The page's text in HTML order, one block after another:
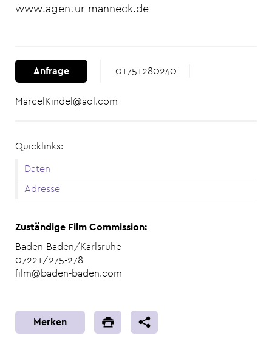
www.agentur-manneck.de
Anfrage 01751280240
MarcelKindel@aol.com
Quicklinks:
Daten
Adresse
Zuständige Film Commission:
Baden-Baden/Karlsruhe
07221/275-278
film@baden-baden.com
Merken